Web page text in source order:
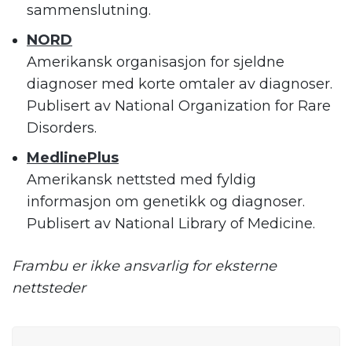
sammenslutning.
NORD
Amerikansk organisasjon for sjeldne
diagnoser med korte omtaler av diagnoser.
Publisert av National Organization for Rare
Disorders.
MedlinePlus
Amerikansk nettsted med fyldig
informasjon om genetikk og diagnoser.
Publisert av National Library of Medicine.
Frambu er ikke ansvarlig for eksterne
nettsteder